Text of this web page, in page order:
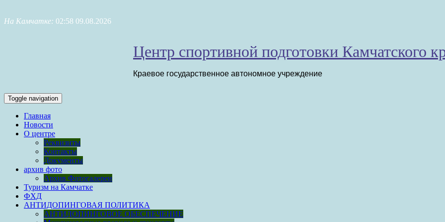
to
content
На Камчатке: 02:58 09.08.2026
Центр спортивной подготовки Камчатского
Краевое государственное автономное учреждение
Toggle navigation
Главная
Новости
О центре
Реквизиты
Контакты
Документы
архив фото
Архив Фотогалереи
Туризм на Камчатке
ФХД
АНТИДОПИНГОВАЯ ПОЛИТИКА
АНТИДОПИНГОВОЕ ОБЕСПЕЧЕНИЕ